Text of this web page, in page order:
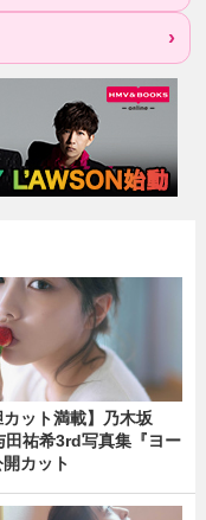
カット満載】乃木坂
田祐希3rd写真集『ヨー
カット